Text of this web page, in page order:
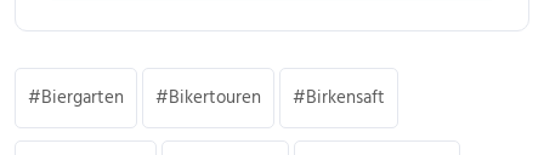
Biergarten Bikertouren Birkensaft